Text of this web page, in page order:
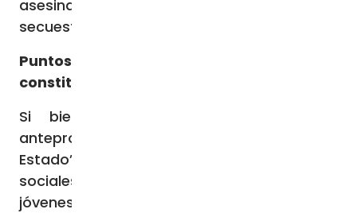
asesinadas y más de seiscientas
secuestradas,
Puntos importantes del proyecto
constitucional
Si bien reconocieron avances en el
anteproyecto, como la “modernización del
Estado”, el “reconocimiento de derechos
sociales” o “la participación de mujeres y
jóvenes”, los obispos señalaron algunas